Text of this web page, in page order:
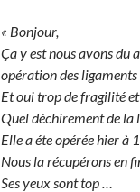
« Bonjour,
Ça y est nous avons du
opération des
Et oui trop de fragilité
Quel déchirement de la
Elle a éte opérée hier à
Nous la récupérons en
Ses yeux sont top …